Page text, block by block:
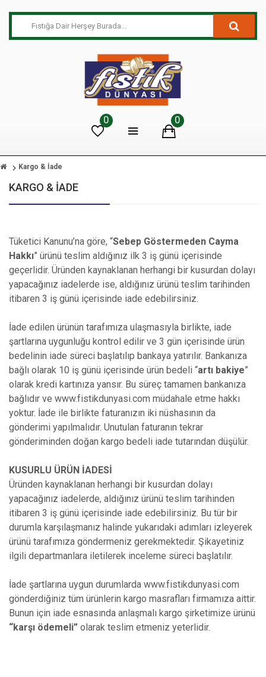
0 0
Kargo & İade
KARGO & İADE
Tüketici Kanunu’na göre, “Sebep Göstermeden Cayma
Hakkı” ürünü teslim aldığınız ilk 3 iş günü içerisinde
geçerlidir. Üründen kaynaklanan herhangi bir kusurdan dolayı
yapacağınız iadelerde ise, aldığınız ürünü teslim tarihinden
itibaren 3 iş günü içerisinde iade edebilirsiniz.
İade edilen ürünün tarafımıza ulaşmasıyla birlikte, iade
şartlarına uygunluğu kontrol edilir ve 3 gün içerisinde ürün
bedelinin iade süreci başlatılıp bankaya yatırılır. Bankanıza
bağlı olarak 10 iş günü içerisinde ürün bedeli “artı bakiye”
olarak kredi kartınıza yansır. Bu süreç tamamen bankanıza
bağlıdır ve www.fistikdunyasi.com müdahale etme hakkı
yoktur. İade ile birlikte faturanızın iki nüshasının da
gönderimi yapılmalıdır. Unutulan faturanın tekrar
gönderiminden doğan kargo bedeli iade tutarından düşülür.
KUSURLU ÜRÜN İADESİ
Üründen kaynaklanan herhangi bir kusurdan dolayı
yapacağınız iadelerde, aldığınız ürünü teslim tarihinden
itibaren 3 iş günü içerisinde iade edebilirsiniz. Bu tür bir
durumla karşılaşmanız halinde yukarıdaki adımları izleyerek
ürünü tarafımıza göndermeniz gerekmektedir. Şikayetiniz
ilgili departmanlara iletilerek inceleme süreci başlatılır.
İade şartlarına uygun durumlarda www.fistikdunyasi.com
gönderdiğiniz tüm ürünlerin kargo masrafları firmamıza aittir.
Bunun için iade esnasında anlaşmalı kargo şirketimize ürünü
“karşı ödemeli” olarak teslim etmeniz yeterlidir.